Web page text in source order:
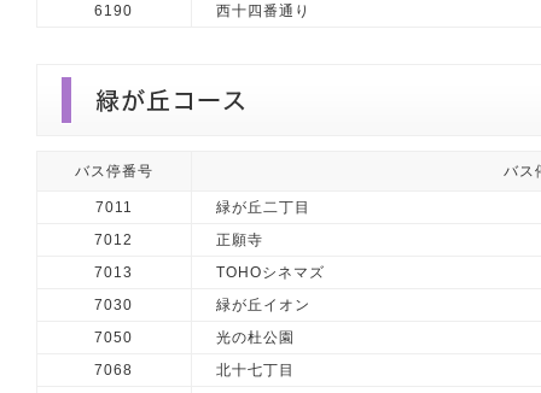
6190
西十四番通り
バス停番号 バス
7011
緑が丘二丁目
7012
正願寺
7013
TOHOシネマズ
7030
緑が丘イオン
7050
光の杜公園
7068
北十七丁目